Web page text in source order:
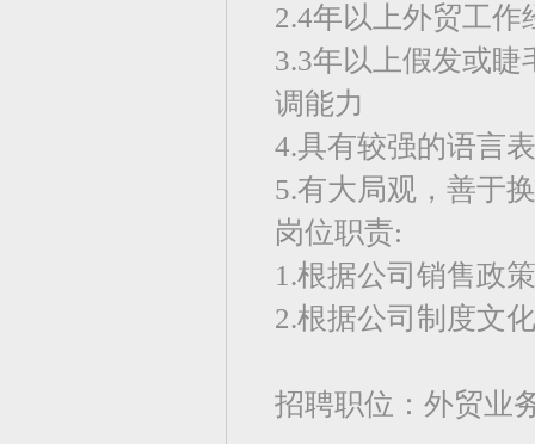
2.4年以上外贸工
3.3年以上假发或
调能力
4.具有较强的语言
5.有大局观，善于
岗位职责:
1.根据公司销售政
2.根据公司制度文
招聘职位：外贸业